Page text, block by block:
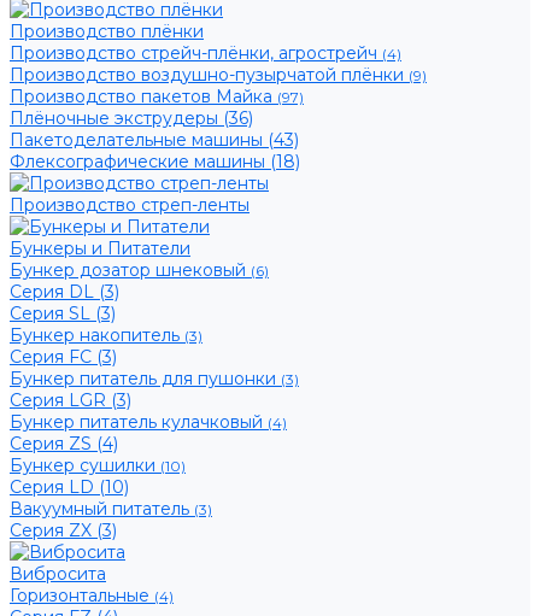
Производство плёнки
Производство стрейч-плёнки, агрострейч (4)
Производство воздушно-пузырчатой плёнки (9)
Производство пакетов Майка (97)
Плёночные экструдеры (36)
Пакетоделательные машины (43)
Флексографические машины (18)
Производство стреп-ленты
Бункеры и Питатели
Бункер дозатор шнековый (6)
Серия DL (3)
Серия SL (3)
Бункер накопитель (3)
Серия FC (3)
Бункер питатель для пушонки (3)
Серия LGR (3)
Бункер питатель кулачковый (4)
Серия ZS (4)
Бункер сушилки (10)
Серия LD (10)
Вакуумный питатель (3)
Серия ZX (3)
Вибросита
Горизонтальные (4)